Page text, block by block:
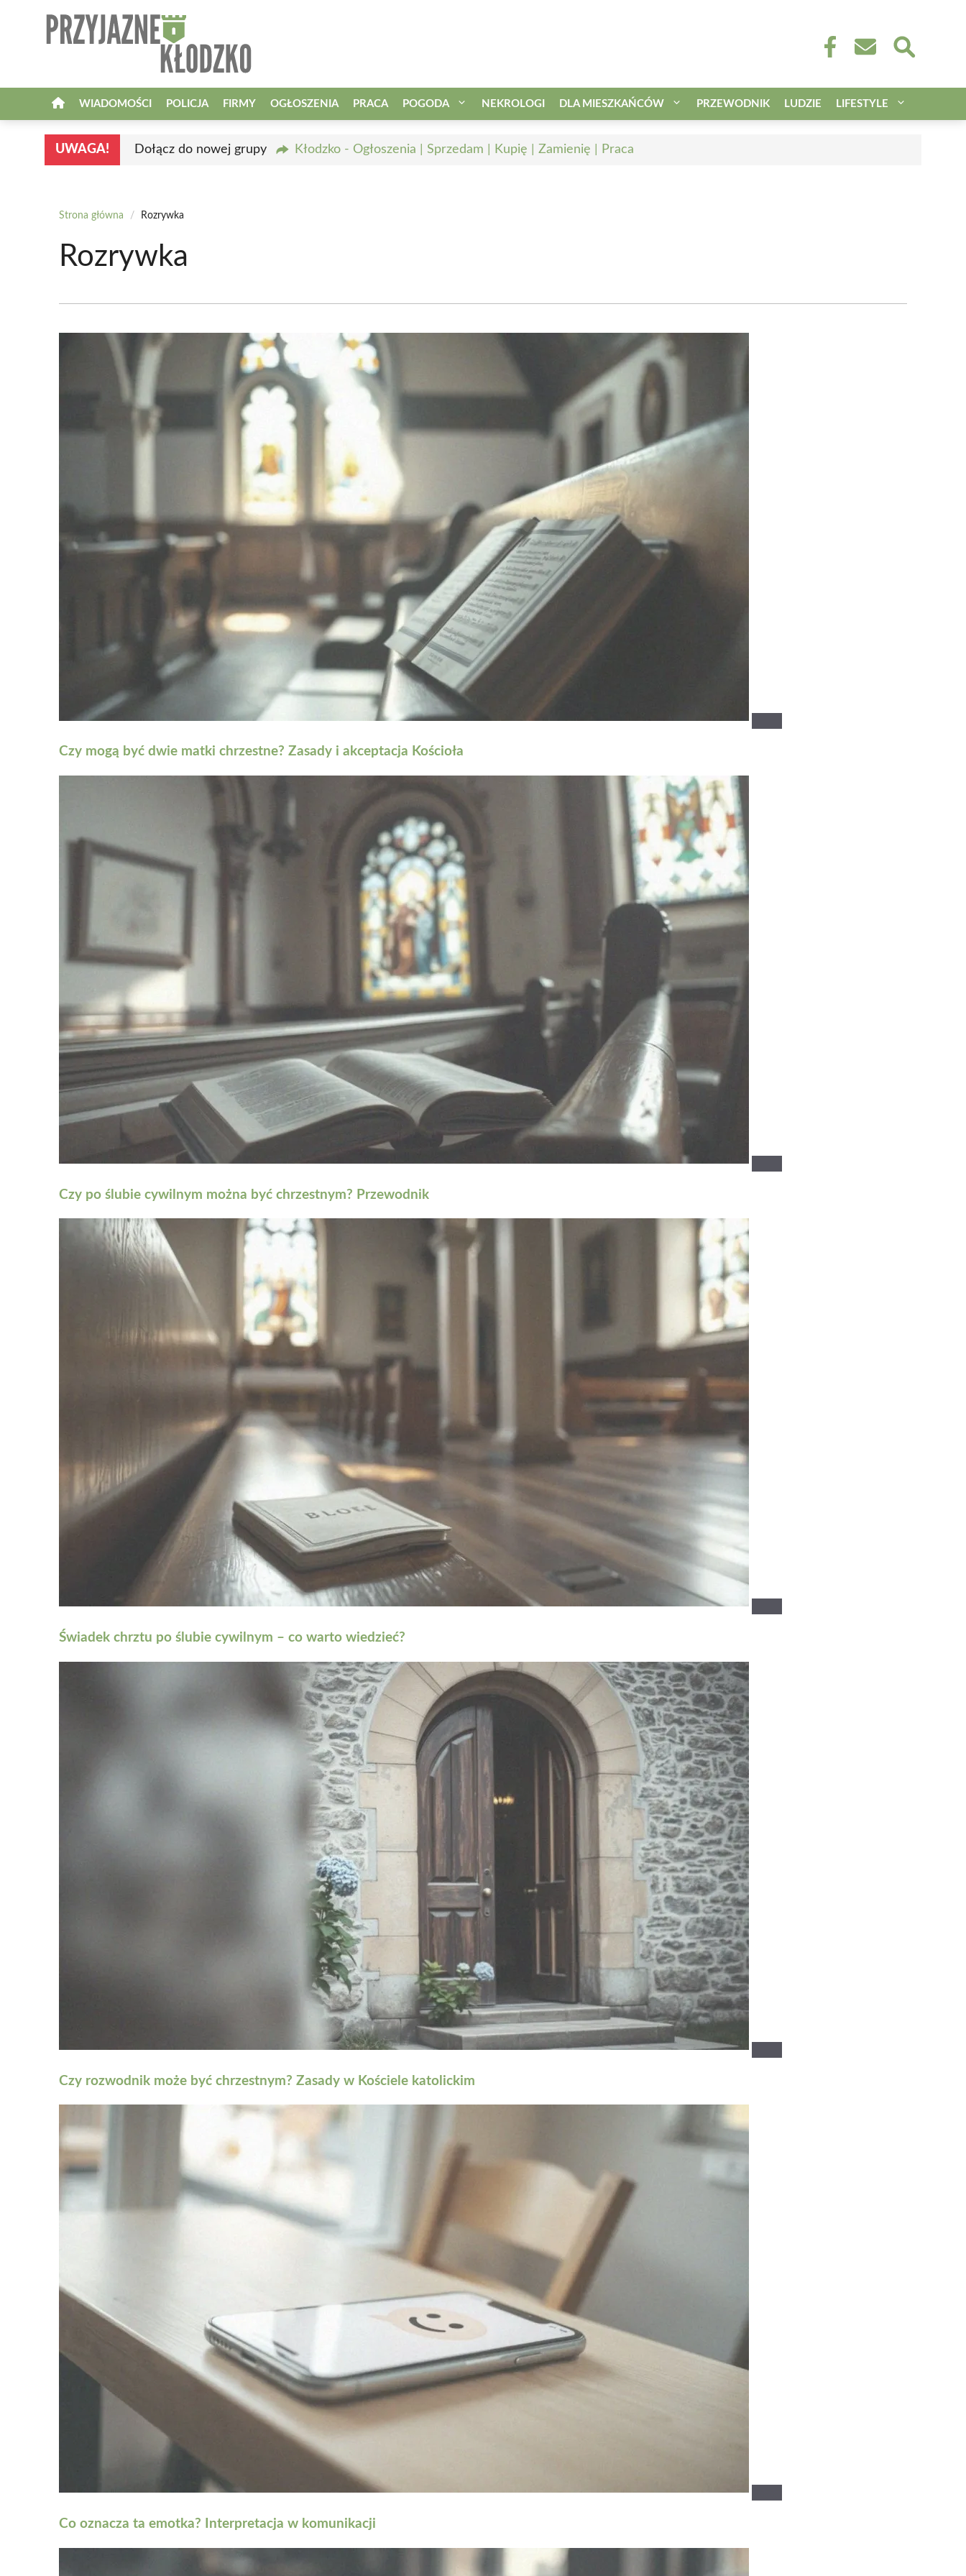
WIADOMOŚCI POLICJA FIRMY OGŁOSZENIA PRACA POGODA NEKROLOGI DLA MIESZKAŃCÓW PRZEWODNIK LUDZIE LIFESTYLE
UWAGA! Dołącz do nowej grupy Kłodzko - Ogłoszenia | Sprzedam | Kupię | Zamienię | Praca
Strona główna / Rozrywka
Rozrywka
Czy mogą być dwie matki chrzestne? Zasady i akceptacja Kościoła
Czy po ślubie cywilnym można być chrzestnym? Przewodnik
Świadek chrztu po ślubie cywilnym – co warto wiedzieć?
Czy rozwodnik może być chrzestnym? Zasady w Kościele katolickim
Co oznacza ta emotka? Interpretacja w komunikacji